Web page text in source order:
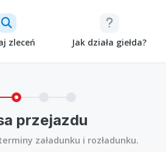
zleceń Jak działa giełda?
przejazdu
załadunku i rozładunku.